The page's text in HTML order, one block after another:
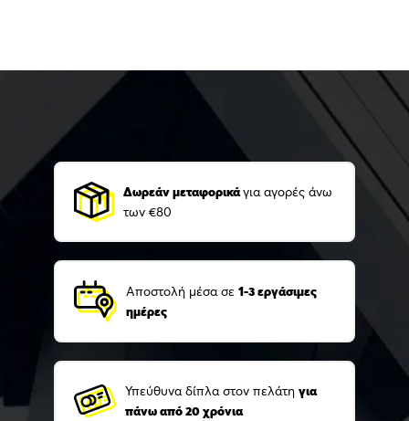
Δωρεάν μεταφορικάγια αγορές άνω
των €80
Αποστολή μέσα σε 1-3 εργάσιμες
ημέρες
Υπεύθυνα δίπλα στον πελάτη για
πάνω από 20 χρόνια